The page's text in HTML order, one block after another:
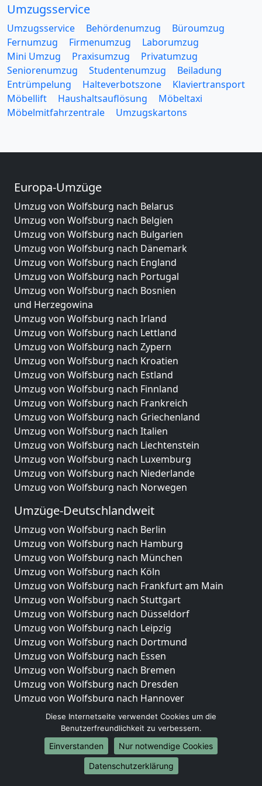
Umzugsservice
Umzugsservice Behördenumzug
Büroumzug
Fernumzug
Firmenumzug
Laborumzug
Mini Umzug
Praxisumzug
Privatumzug
Seniorenumzug
Studentenumzug
Beiladung
Entrümpelung
Halteverbotszone
Klaviertransport
Möbellift
Haushaltsauflösung
Möbeltaxi
Möbelmitfahrzentrale
Umzugskartons
Europa-Umzüge
Umzug von Wolfsburg nach Belarus
Umzug von Wolfsburg nach Belgien
Umzug von Wolfsburg nach Bulgarien
Umzug von Wolfsburg nach Dänemark
Umzug von Wolfsburg nach England
Umzug von Wolfsburg nach Portugal
Umzug von Wolfsburg nach Bosnien
und Herzegowina
Umzug von Wolfsburg nach Irland
Umzug von Wolfsburg nach Lettland
Umzug von Wolfsburg nach Zypern
Umzug von Wolfsburg nach Kroatien
Umzug von Wolfsburg nach Estland
Umzug von Wolfsburg nach Finnland
Umzug von Wolfsburg nach Frankreich
Umzug von Wolfsburg nach Griechenland
Umzug von Wolfsburg nach Italien
Umzug von Wolfsburg nach Liechtenstein
Umzug von Wolfsburg nach Luxemburg
Umzug von Wolfsburg nach Niederlande
Umzug von Wolfsburg nach Norwegen
Umzüge-Deutschlandweit
Umzug von Wolfsburg nach Berlin
Umzug von Wolfsburg nach Hamburg
Umzug von Wolfsburg nach München
Umzug von Wolfsburg nach Köln
Umzug von Wolfsburg nach Frankfurt am Main
Umzug von Wolfsburg nach Stuttgart
Umzug von Wolfsburg nach Düsseldorf
Umzug von Wolfsburg nach Leipzig
Umzug von Wolfsburg nach Dortmund
Umzug von Wolfsburg nach Essen
Umzug von Wolfsburg nach Bremen
Umzug von Wolfsburg nach Dresden
Umzug von Wolfsburg nach Hannover
Umzug von Wolfsburg nach Nürnberg
Umzug von Wolfsburg nach Duisburg
Umzug von Wolfsburg nach Bochum
Umzug von Wolfsburg nach Wuppertal
Umzug von Wolfsburg nach Bielefeld
Diese Internetseite verwendet Cookies um die
Benutzerfreundlichkeit zu verbessern.
Einverstanden
Nur notwendige Cookies
Datenschutzerklärung